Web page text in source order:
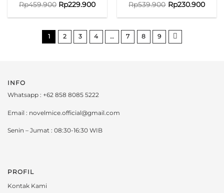
Rp459.900 Rp229.900
Rp539.900 Rp230.900
1 2 3 4 … 7 8 9
INFO
Whatsapp : +62 858 8085 5222
Email : novelmice.official@gmail.com
Senin – Jumat : 08:30-16:30 WIB
PROFIL
Kontak Kami